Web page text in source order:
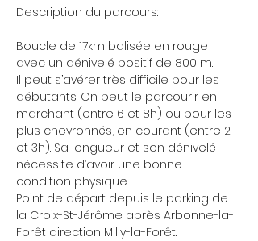
Description du parcours:
Boucle de 17km balisée en rouge
avec un dénivelé positif de 800 m.
Il peut s’avérer très difficile pour les
débutants. On peut le parcourir en
marchant (entre 6 et 8h) ou pour les
plus chevronnés, en courant (entre 2
et 3h). Sa longueur et son dénivelé
nécessite d’avoir une bonne
condition physique.
Point de départ depuis le parking de
la Croix-St-Jérôme après Arbonne-la-
Forêt direction Milly-la-Forêt.